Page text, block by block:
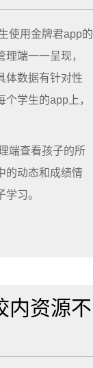
使用金牌君app的
端一一呈现，
体数据有针对性
学生的app上，
端查看孩子的所
的动态和成绩情
习。
内资源不